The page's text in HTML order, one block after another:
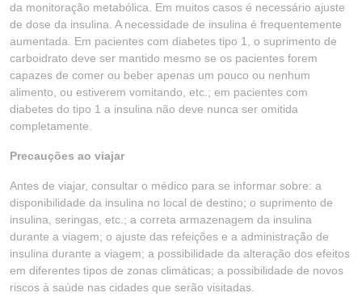
da monitoração metabólica. Em muitos casos é necessário ajuste
de dose da insulina. A necessidade de insulina é frequentemente
aumentada. Em pacientes com diabetes tipo 1, o suprimento de
carboidrato deve ser mantido mesmo se os pacientes forem
capazes de comer ou beber apenas um pouco ou nenhum
alimento, ou estiverem vomitando, etc.; em pacientes com
diabetes do tipo 1 a insulina não deve nunca ser omitida
completamente.
Precauções ao viajar
Antes de viajar, consultar o médico para se informar sobre: a
disponibilidade da insulina no local de destino; o suprimento de
insulina, seringas, etc.; a correta armazenagem da insulina
durante a viagem; o ajuste das refeições e a administração de
insulina durante a viagem; a possibilidade da alteração dos efeitos
em diferentes tipos de zonas climáticas; a possibilidade de novos
riscos à saúde nas cidades que serão visitadas.